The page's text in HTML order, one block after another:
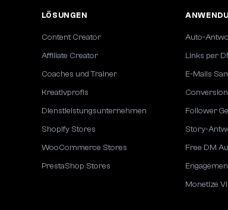
LÖSUNGEN
Content Creator
Affiliate Creator
Coaches und Trainer
Kreativprofis
Dienstleistungsunternehmen
Shopify Stores
WooCommerce Stores
PrestaShop Stores
Auto-
Links per
E-Mails
Follower
Story-
Free DM
Monetize